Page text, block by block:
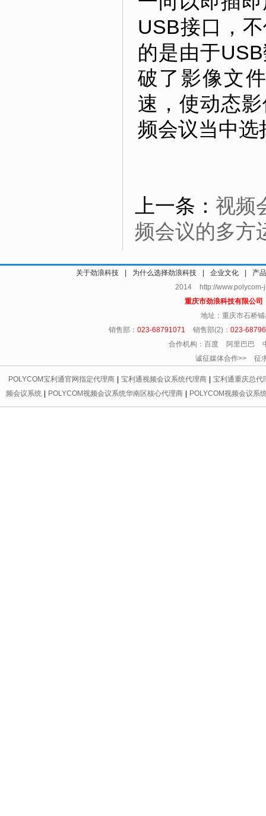
USB接口，
的是由于
破了影像文
速，使动态
频会议当中选
上一条： 视频
频会议的多方
关于劲浪科技 为什么选择劲浪科技 企业文化
产
2014 http://
重庆市劲浪科技有限公
地址：重庆市石桥
销售部： 023-68791071 销售部(2)： 023-
合作机构：百度 阿里巴巴
诚征媒体合作>> 征
POLYCOM宝利通官网指定代理商 宝利通视频会议系统代理商
宝利通重庆总代
频会议系统
POLYCOM视频会议系统华南区核心代理商
POLYCOM视频会议系
代理商 | 宝利通会议电话区域总代理 | 重庆宝利通 | 重庆led显示屏 | 重庆宝利通 |